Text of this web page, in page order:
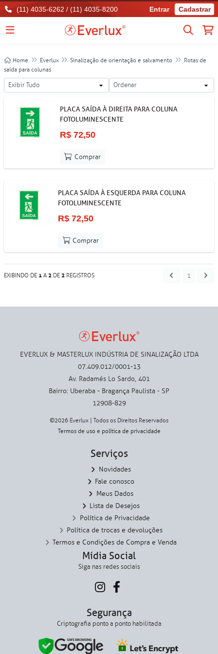
(11) 4035-6262 / (11) 4035-8200 Entrar Cadastrar
Home Everlux Sinalização de orientação e salvamento
Rotas de
saída para colunas
PLACA SAÍDA À DIREITA PARA COLUNA
FOTOLUMINESCENTE
R$ 72,50
Comprar
PLACA SAÍDA À ESQUERDA PARA COLUNA
FOTOLUMINESCENTE
R$ 72,50
Comprar
EXIBINDO DE 1 A 2 DE 2 REGISTROS 1
EVERLUX & MASTERLUX INDÚSTRIA DE SINALIZAÇÃO LTDA
07.409.012/0001-13
Av. Radamés Lo Sardo, 401
Bairro: Uberaba - Bragança Paulista - SP
12908-829
©2026 Everlux | Todos os Direitos Reservados
Termos de usoe política de privacidade
Serviços
Novidades
Fale conosco
Meus Dados
Lista de Desejos
Política de Privacidade
Política de trocas e devoluções
Termos e Condições de Compra e Venda
Mídia Social
Siga nas redes sociais
Segurança
Criptografia ponto a ponto habilitada